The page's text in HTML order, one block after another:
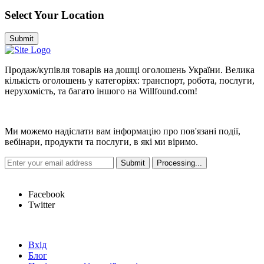
Select Your Location
Submit
Продаж/купівля товарів на дошці оголошень України. Велика
кількість оголошень у категоріях: транспорт, робота, послуги,
нерухомість, та багато іншого на Willfound.com!
Ми можемо надіслати вам інформацію про пов'язані події,
вебінари, продукти та послуги, в які ми віримо.
Facebook
Twitter
Вхід
Блог